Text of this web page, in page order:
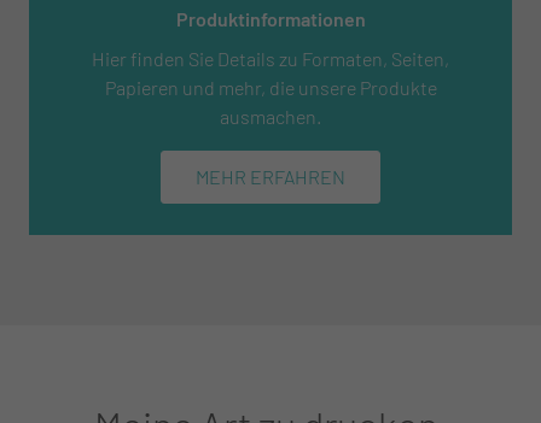
Produktinformationen
Hier finden Sie Details zu Formaten, Seiten,
Papieren und mehr, die unsere Produkte
ausmachen.
MEHR ERFAHREN